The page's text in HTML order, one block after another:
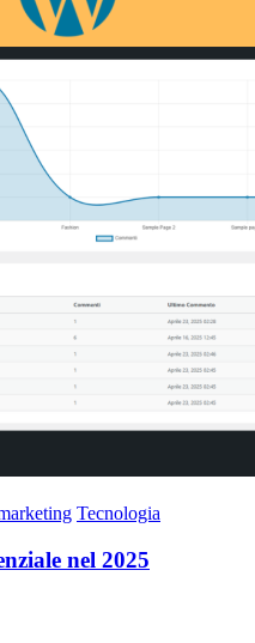
Tecnologia
nel 2025